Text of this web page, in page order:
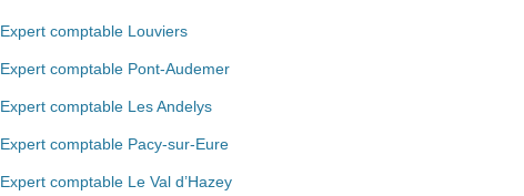
Expert comptable Louviers
Expert comptable Pont-Audemer
Expert comptable Les Andelys
Expert comptable Pacy-sur-Eure
Expert comptable Le Val d’Hazey